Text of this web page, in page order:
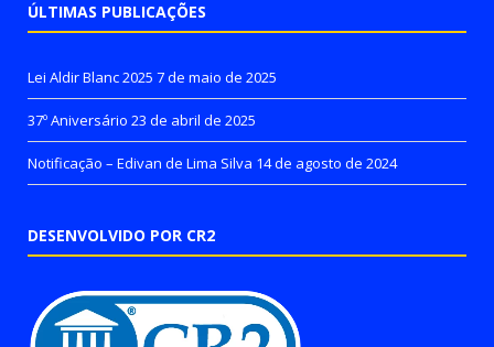
ÚLTIMAS PUBLICAÇÕES
Lei Aldir Blanc 2025 7 de maio de 2025
37º Aniversário 23 de abril de 2025
Notificação – Edivan de Lima Silva 14 de agosto de 2024
DESENVOLVIDO POR CR2